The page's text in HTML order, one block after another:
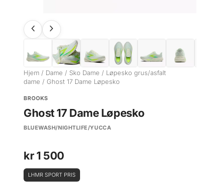
Hjem / Dame / Sko Dame / Løpesko grus/asfalt
dame / Ghost 17 Dame Løpesko
BROOKS
Ghost 17 Dame Løpesko
BLUEWASH/NIGHTLIFE/YUCCA
kr1 500
LHMR SPORT PRIS